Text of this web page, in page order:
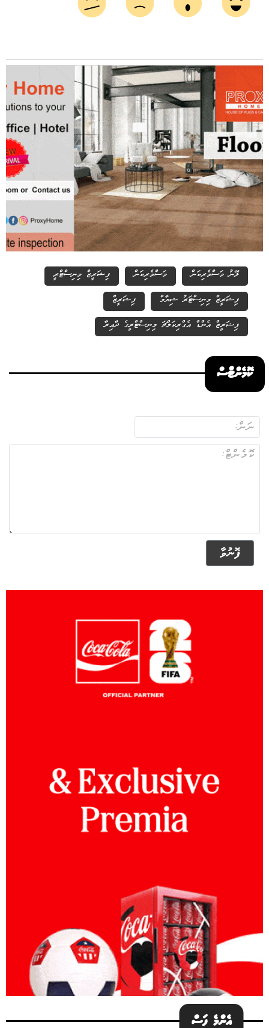
ލޭނު މަސްވެރިކަން މަސްވެރިކަން
ފިޝަރީޒް މިނިސްޓްރީ
ފިޝަރީޒް މިނިސްޓަރު ޝިޔާމް
ފިޝަރީޒް
ފިޝަރީޒް އެންޑް އެގްރިކަލްޗަ މިނިސްޓްރީގެ ދާއިރާ
ކޮމެންޓްސް
ފޮނުވާ
އެންމެ ފަސް